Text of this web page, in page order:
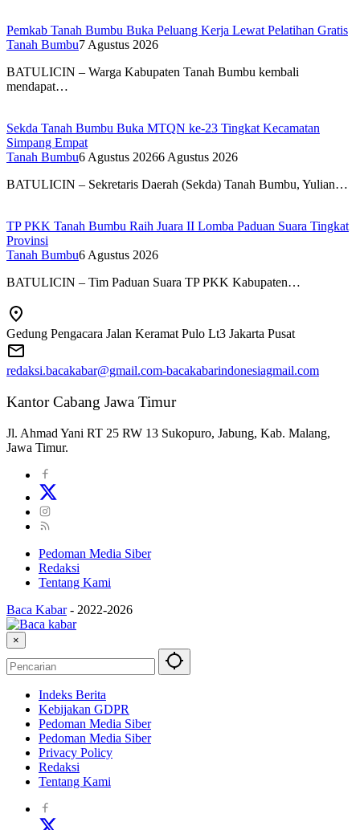
Pemkab Tanah Bumbu Buka Peluang Kerja Lewat Pelatihan Gratis
Tanah Bumbu7 Agustus 2026
BATULICIN – Warga Kabupaten Tanah Bumbu kembali
mendapat…
Sekda Tanah Bumbu Buka MTQN ke-23 Tingkat Kecamatan
Simpang Empat
Tanah Bumbu6 Agustus 20266 Agustus 2026
BATULICIN – Sekretaris Daerah (Sekda) Tanah Bumbu, Yulian…
TP PKK Tanah Bumbu Raih Juara II Lomba Paduan Suara Tingkat
Provinsi
Tanah Bumbu6 Agustus 2026
BATULICIN – Tim Paduan Suara TP PKK Kabupaten…
Gedung Pengacara Jalan Keramat Pulo Lt3 Jakarta Pusat
redaksi.bacakabar@gmail.com-bacakabarindonesiagmail.com
Kantor Cabang Jawa Timur
Jl. Ahmad Yani RT 25 RW 13 Sukopuro, Jabung, Kab. Malang,
Jawa Timur.
Pedoman Media Siber
Redaksi
Tentang Kami
Baca Kabar - 2022-2026
×
Indeks Berita
Kebijakan GDPR
Pedoman Media Siber
Pedoman Media Siber
Privacy Policy
Redaksi
Tentang Kami